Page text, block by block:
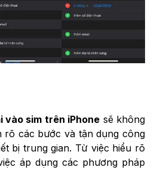
vào sim trên iPhone sẽ không
rõ các bước và tận dụng công
bị trung gian. Từ việc hiểu rõ
áp dụng các phương pháp